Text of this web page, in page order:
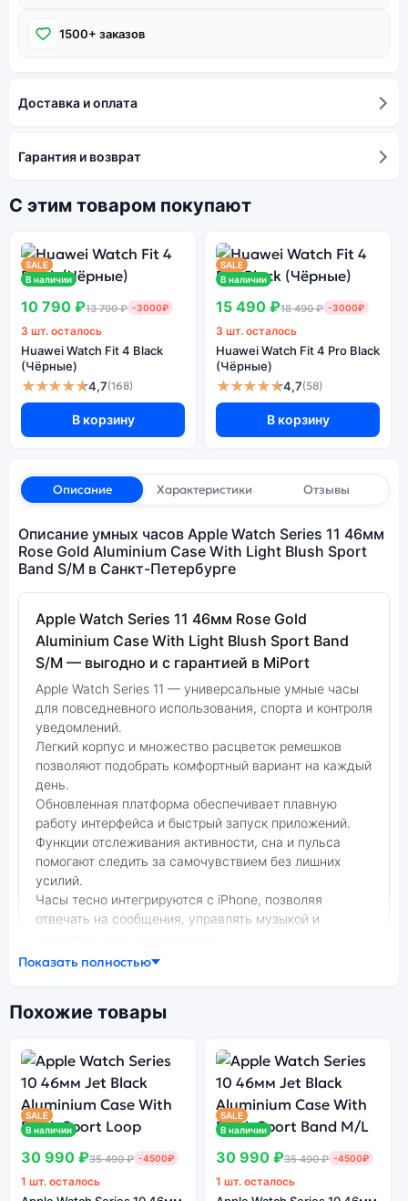
1500+ заказов
Доставка и оплата
Гарантия и возврат
С этим товаром покупают
SALE
В наличии
10 790 ₽13 790 ₽ -3000₽
3 шт. осталось
Huawei Watch Fit 4 Black
(Чёрные)
★★★★★4,7(168)
В корзину
SALE
В наличии
15 490 ₽18 490 ₽ -3000₽
3 шт. осталось
Huawei Watch Fit 4 Pro Black
(Чёрные)
★★★★★4,7(58)
В корзину
Описание Характеристики Отзывы
Описание умных часов Apple Watch Series 11 46мм
Rose Gold Aluminium Case With Light Blush Sport
Band S/M в Санкт-Петербурге
Apple Watch Series 11 46мм Rose Gold
Aluminium Case With Light Blush Sport Band
S/M — выгодно и с гарантией в MiPort
Apple Watch Series 11 — универсальные умные часы
для повседневного использования, спорта и контроля
уведомлений.
Легкий корпус и множество расцветок ремешков
позволяют подобрать комфортный вариант на каждый
день.
Обновленная платформа обеспечивает плавную
работу интерфейса и быстрый запуск приложений.
Функции отслеживания активности, сна и пульса
помогают следить за самочувствием без лишних
усилий.
Часы тесно интегрируются с iPhone, позволяя
отвечать на сообщения, управлять музыкой и
Фото модели Apple Watch Series 11
Rose Gold Aluminium Case With Light Blush Sport Band
Watch Series 11 зависит от выбранной модификации.
умные часы Apple Watch Series 11 46мм Rose Gold
Aluminium Case With Light Blush Sport Band S/M —
удачное сочетание цены, производительности и
цветах — выбирайте под свои задачи.
Показать полностью
Похожие товары
SALE
В наличии
30 990 ₽35 490 ₽ -4500₽
1 шт. осталось
SALE
В наличии
30 990 ₽35 490 ₽ -4500₽
1 шт. осталось